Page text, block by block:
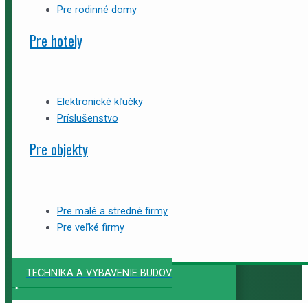
Pre rodinné domy
Pre hotely
Elektronické kľučky
Príslušenstvo
Pre objekty
Pre malé a stredné firmy
Pre veľké firmy
TECHNIKA A VYBAVENIE BUDOV